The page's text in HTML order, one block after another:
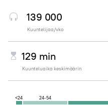
139 000
Kuuntelijaa/vko
129 min
Kuunteluaika keskimäärin
<24 24-54